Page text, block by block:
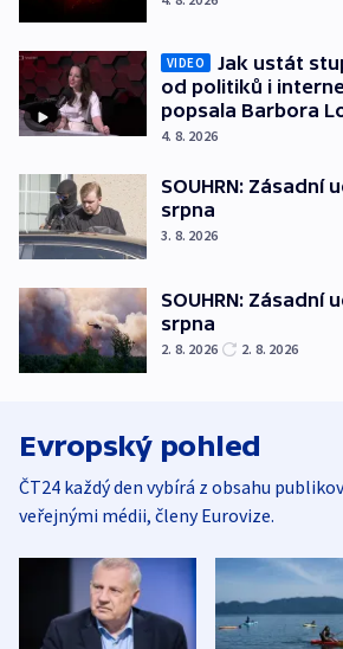
VIDEO
Jak ustát
od politiků i
popsala Barbora
4. 8. 2026
SOUHRN: Zásadní
srpna
3. 8. 2026
SOUHRN: Zásadní
srpna
2. 8. 2026 2. 8. 2026
Evropský pohled
ČT24 každý den vybírá z obsahu
veřejnými médii, členy Eurovize.